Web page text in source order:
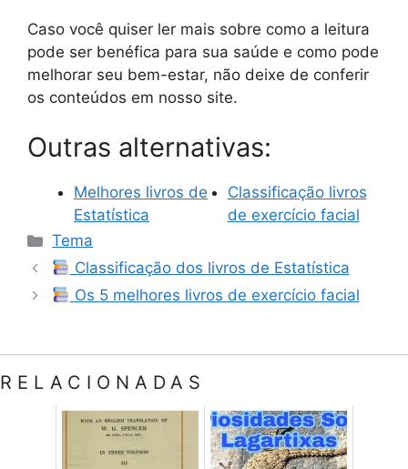
Caso você quiser ler mais sobre como a leitura
pode ser benéfica para sua saúde e como pode
melhorar seu bem-estar, não deixe de conferir
os conteúdos em nosso site.
Outras alternativas:
Melhores livros de
Estatística
Classificação livros
de exercício facial
Categorias
Tema
Classificação dos livros de Estatística
Os 5 melhores livros de exercício facial
RELACIONADAS